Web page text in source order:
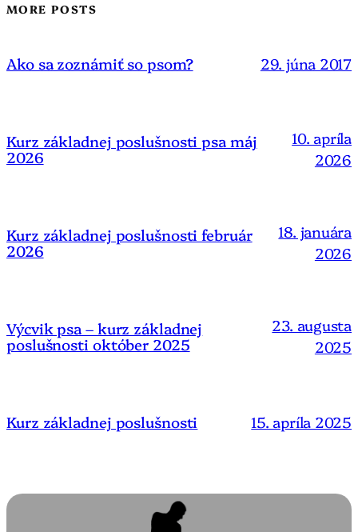
MORE POSTS
Ako sa zoznámiť so psom? 29. júna 2017
Kurz základnej poslušnosti psa máj
2026
10. apríla
2026
Kurz základnej poslušnosti február
2026
18. januára
2026
Výcvik psa – kurz základnej
poslušnosti október 2025
23. augusta
2025
Kurz základnej poslušnosti 15. apríla 2025